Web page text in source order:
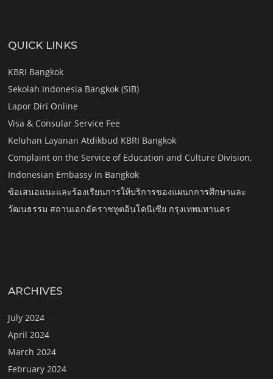
QUICK LINKS
KBRI Bangkok
Sekolah Indonesia Bangkok (SIB)
Lapor Diri Online
Visa & Consular Service Fee
Keluhan Layanan Atdikbud KBRI Bangkok
Complaint on the Service of Education and Culture Division,
Indonesian Embassy in Bangkok
ข้อเสนอแนะและร้องเรียนการให้บริการของแผนกการศึกษาและ
วัฒนธรรม สถานเอกอัคราชทูตอินโดนีเซีย กรุงเทพมหานคร
ARCHIVES
July 2024
April 2024
March 2024
February 2024